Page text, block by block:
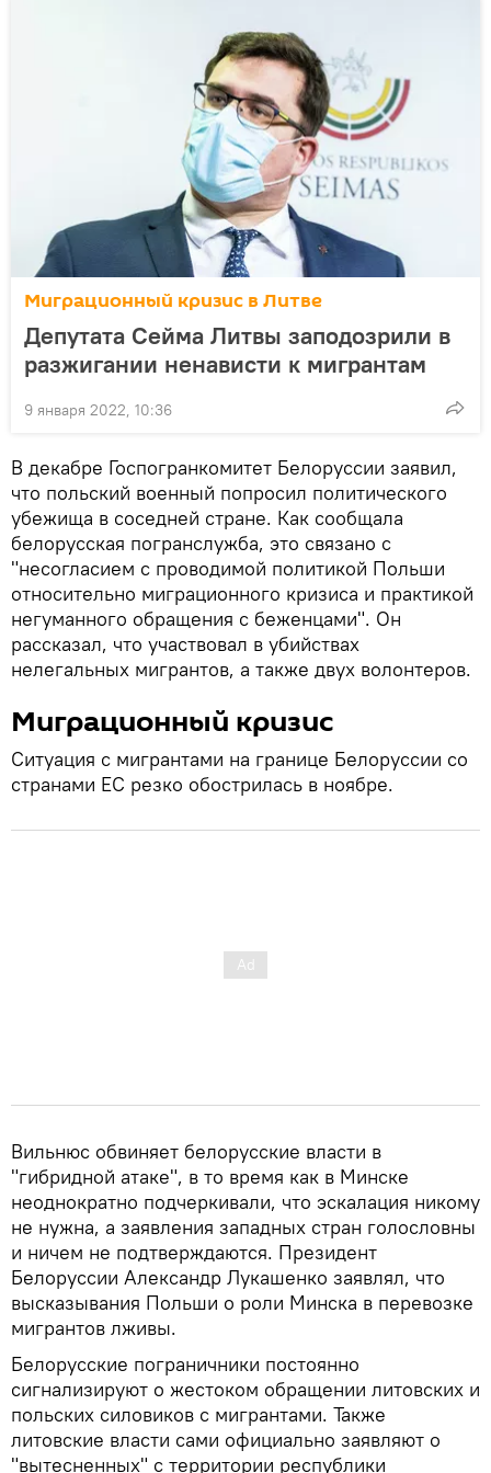
Миграционный кризис в Литве
Депутата Сейма Литвы заподозрили в
разжигании ненависти к мигрантам
9 января 2022, 10:36
В декабре Госпогранкомитет Белоруссии заявил,
что польский военный попросил политического
убежища в соседней стране. Как сообщала
белорусская погранслужба, это связано с
"несогласием с проводимой политикой Польши
относительно миграционного кризиса и практикой
негуманного обращения с беженцами". Он
рассказал, что участвовал в убийствах
нелегальных мигрантов, а также двух волонтеров.
Миграционный кризис
Ситуация с мигрантами на границе Белоруссии со
странами ЕС резко обострилась в ноябре.
Вильнюс обвиняет белорусские власти в
"гибридной атаке", в то время как в Минске
неоднократно подчеркивали, что эскалация никому
не нужна, а заявления западных стран голословны
и ничем не подтверждаются. Президент
Белоруссии Александр Лукашенко заявлял, что
высказывания Польши о роли Минска в перевозке
мигрантов лживы.
Белорусские пограничники постоянно
сигнализируют о жестоком обращении литовских и
польских силовиков с мигрантами. Также
литовские власти сами официально заявляют о
"вытесненных" с территории республики